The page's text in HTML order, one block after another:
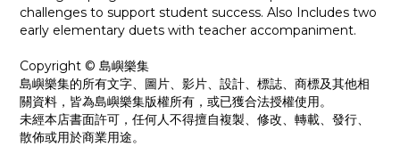
challenges to support student success. Also Includes two
early elementary duets with teacher accompaniment.
Copyright © 島嶼樂集
島嶼樂集的所有文字、圖片、影片、設計、標誌、商標及其他相
關資料，皆為島嶼樂集版權所有，或已獲合法授權使用。
未經本店書面許可，任何人不得擅自複製、修改、轉載、發行、
散佈或用於商業用途。